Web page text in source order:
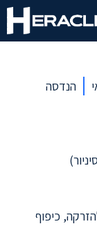
הנדסה
כיפוף